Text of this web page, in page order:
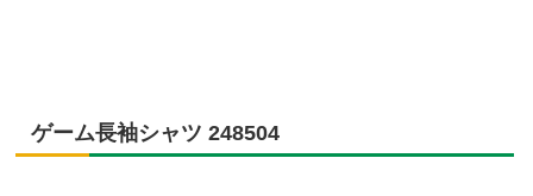
ゲーム長袖シャツ 248504